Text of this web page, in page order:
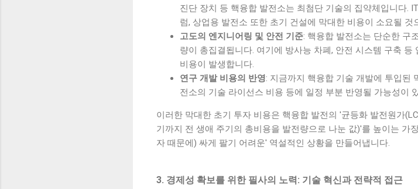
진단 장치 등 핵융합 발전소는 최첨단 기술의 집약체입니다.
럼, 상업용 발전소 또한 초기 건설에 막대한 비용이 소요될 것
고도의 엔지니어링 및 안전 기준: 핵융합 발전소는 단순한 구
량이 총집결됩니다. 여기에 방사능 차폐, 안전 시스템 구축
비용이 발생합니다.
연구 개발 비용의 반영: 지금까지 핵융합 기술 개발에 투입된
전소의 기술 라이선스 비용 등에 일정 부분 반영될 가능성이
이러한 막대한 초기 투자 비용은 핵융합 발전의 '균등화 발전원가
기까지 전 생애 주기의 총비용을 발전량으로 나눈 값)'를 높이는 가
자 때문에) 싸게 팔기 어려운' 역설적인 상황을 만들어냅니다.
3. 경제성 확보를 위한 필사의 노력: 기술 혁신과 전략적 접근